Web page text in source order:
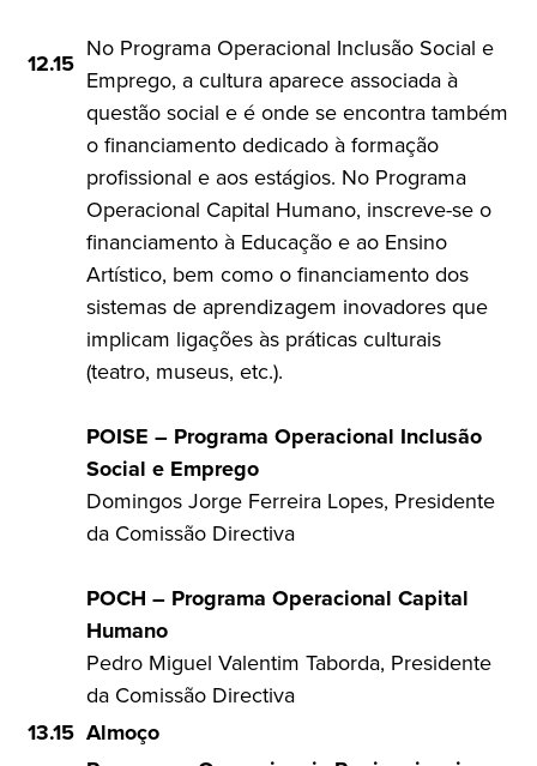
12.15 No Programa Operacional Inclusão Social e
Emprego, a cultura aparece associada à
questão social e é onde se encontra também
o financiamento dedicado à formação
profissional e aos estágios. No Programa
Operacional Capital Humano, inscreve-se o
financiamento à Educação e ao Ensino
Artístico, bem como o financiamento dos
sistemas de aprendizagem inovadores que
implicam ligações às práticas culturais
(teatro, museus, etc.).
POISE – Programa Operacional Inclusão
Social e Emprego
Domingos Jorge Ferreira Lopes, Presidente
da Comissão Directiva
POCH – Programa Operacional Capital
Humano
Pedro Miguel Valentim Taborda, Presidente
da Comissão Directiva
13.15 Almoço